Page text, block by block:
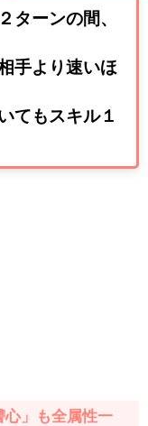
ターンの間、
手より速いほ
てもスキル１
心」も全属性一